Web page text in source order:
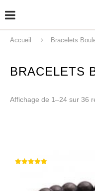
Accueil Bracelets
BRACELETS
Affichage de 1–24 sur 36